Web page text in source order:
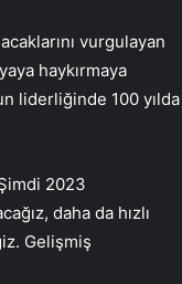
vurgulayan
haykırmaya
liderliğinde 100 yılda
2023
daha da hızlı
Gelişmiş